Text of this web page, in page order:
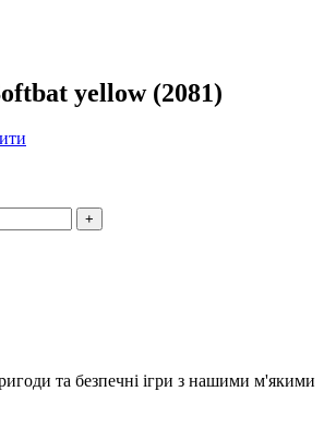
yellow (2081)
+
та безпечні ігри з нашими м'якими